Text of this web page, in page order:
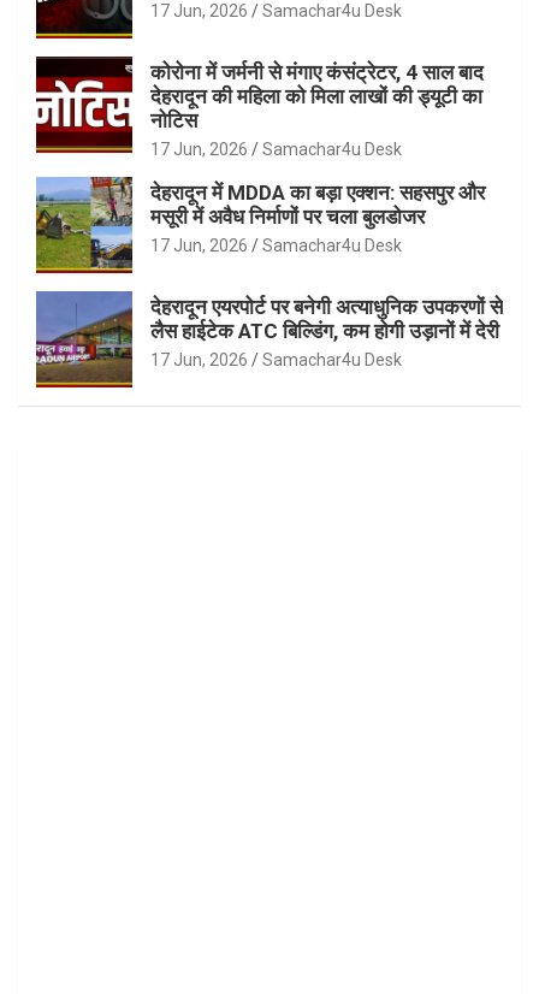
17 Jun, 2026 Samachar4u Desk
कोरोना में जर्मनी से मंगाए कंसंट्रेटर, 4 साल बाद
देहरादून की महिला को मिला लाखों की ड्यूटी का
नोटिस
17 Jun, 2026 Samachar4u Desk
देहरादून में MDDA का बड़ा एक्शन: सहसपुर और
मसूरी में अवैध निर्माणों पर चला बुलडोजर
17 Jun, 2026 Samachar4u Desk
देहरादून एयरपोर्ट पर बनेगी अत्याधुनिक उपकरणों से
लैस हाईटेक ATC बिल्डिंग, कम होगी उड़ानों में देरी
17 Jun, 2026 Samachar4u Desk